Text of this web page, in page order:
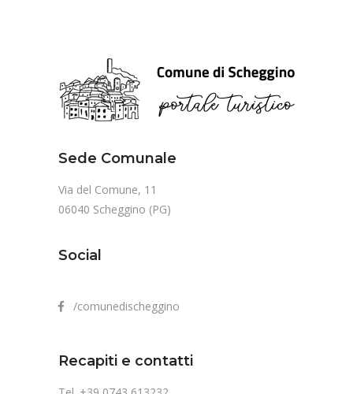
Sede Comunale
Via del Comune, 11
06040 Scheggino (PG)
Social
/comunedischeggino
Recapiti e contatti